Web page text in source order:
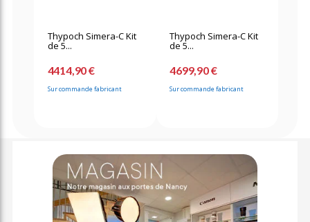
Thypoch Simera-C Kit
de 5...
4414,90 €
Sur commande fabricant
Thypoch Simera-C Kit
de 5...
4699,90 €
Sur commande fabricant